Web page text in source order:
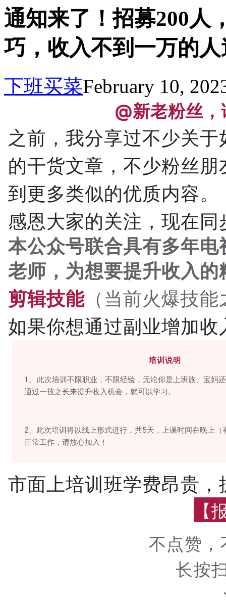
通知来了！招募200人
巧，收入不到一万的
下班买菜February 10,
@新老粉丝，
之前，我分享过不少关
的干货文章，不少粉丝
到更多类似的优质内容。
感恩大家的关注，现在
本公众号联合具有多年电
老师，为想要提升收入
剪辑技能 （当前火爆技
如果你想通过副业增加
培训说明
1、
此次培训不限职业，不限经验，无论你是上班族、宝妈
通过一技之长来提升收入机会，就可以学习。
2、此次培训将以线上形式进行，共5天，上课时间在晚上（
正常工作，请放心加入！
市面上培训班学费昂贵
【
不点赞
长按